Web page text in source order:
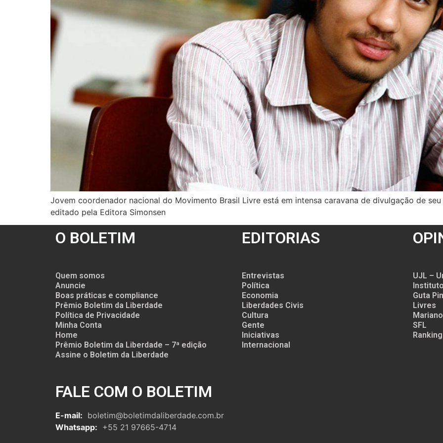
Jovem coordenador nacional do Movimento Brasil Livre está em intensa caravana de divulgação de seu
editado pela Editora Simonsen
O BOLETIM
Quem somos
Anuncie
Boas práticas e compliance
Prêmio Boletim da Liberdade
Política de Privacidade
Minha Conta
Home
Prêmio Boletim da Liberdade – 7ª edição
Assine o Boletim da Liberdade
FALE COM O BOLETIM
E-mail: boletim@boletimdaliberdade.com.br
Whatsapp: +55 21 97665-4714
EDITORIAS
Entrevistas
Política
Economia
Liberdades Civis
Cultura
Gente
Iniciativas
Internacional
UJL –
Guta
Livres
Mariano
SFL